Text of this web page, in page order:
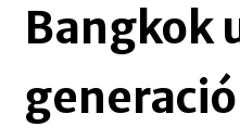
Bangkok